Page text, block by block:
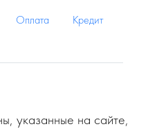
Оплата
Кредит
указанные на сайте,